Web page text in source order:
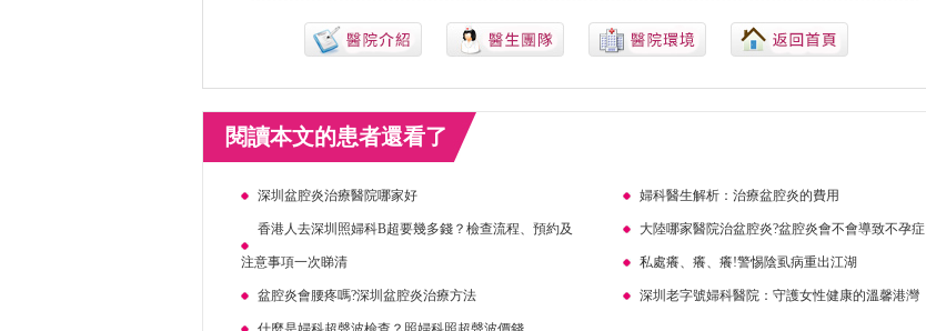
閱讀本文的患者還看了
深圳盆腔炎治療醫院哪家好 婦科醫生解析：治療盆腔炎的費用
香港人去深圳照婦科B超要幾多錢？檢查流程、預約及
注意事項一次睇清
大陸哪家醫院治盆腔炎?盆腔炎會不會導致不孕症
私處癢、癢、癢!警惕陰虱病重出江湖
盆腔炎會腰疼嗎?深圳盆腔炎治療方法 深圳老字號婦科醫院：守護女性健康的溫馨港灣